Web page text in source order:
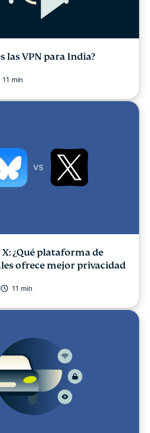
las VPN para India?
11 min
X: ¿Qué plataforma de
ofrece mejor privacidad
11 min